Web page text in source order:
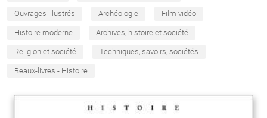
Ouvrages illustrés Archéologie Film vidéo
Histoire moderne Archives, histoire et société
Religion et société Techniques, savoirs, sociétés
Beaux-livres - Histoire